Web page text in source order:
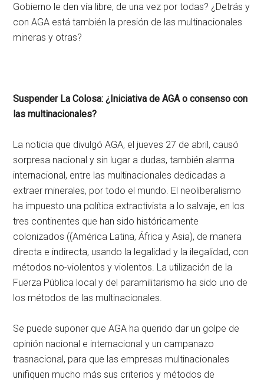
Gobierno le den vía libre, de una vez por todas? ¿Detrás y
con AGA está también la presión de las multinacionales
mineras y otras?
Suspender La Colosa: ¿Iniciativa de AGA o consenso con
las multinacionales?
La noticia que divulgó AGA, el jueves 27 de abril, causó
sorpresa nacional y sin lugar a dudas, también alarma
internacional, entre las multinacionales dedicadas a
extraer minerales, por todo el mundo. El neoliberalismo
ha impuesto una política extractivista a lo salvaje, en los
tres continentes que han sido históricamente
colonizados ((América Latina, África y Asia), de manera
directa e indirecta, usando la legalidad y la ilegalidad, con
métodos no-violentos y violentos. La utilización de la
Fuerza Pública local y del paramilitarismo ha sido uno de
los métodos de las multinacionales.
Se puede suponer que AGA ha querido dar un golpe de
opinión nacional e internacional y un campanazo
trasnacional, para que las empresas multinacionales
unifiquen mucho más sus criterios y métodos de